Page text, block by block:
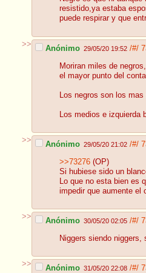
resistido,ya estaba
puede respirar y que
>> Anónimo 29/05/20 19:52 /#/
Moriran miles de
el mayor punto del
Los negros son los
Los medios e izquierda
>> Anónimo 29/05/20 21:02 /#/
>>73276 (OP)
Si hubiese sido un
Lo que no esta bien es
impedir que aumente el
>> Anónimo 30/05/20 02:05 /#/
Niggers siendo
>> Anónimo 31/05/20 22:08 /#/